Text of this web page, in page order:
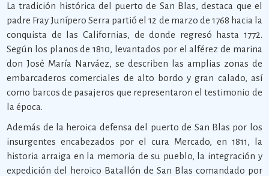
La tradición histórica del puerto de San Blas, destaca que el
padre Fray Junípero Serra partió el 12 de marzo de 1768 hacia la
conquista de las Californias, de donde regresó hasta 1772.
Según los planos de 1810, levantados por el alférez de marina
don José María Narváez, se describen las amplias zonas de
embarcaderos comerciales de alto bordo y gran calado, así
como barcos de pasajeros que representaron el testimonio de
la época.
Además de la heroica defensa del puerto de San Blas por los
insurgentes encabezados por el cura Mercado, en 1811, la
historia arraiga en la memoria de su pueblo, la integración y
expedición del heroico Batallón de San Blas comandado por